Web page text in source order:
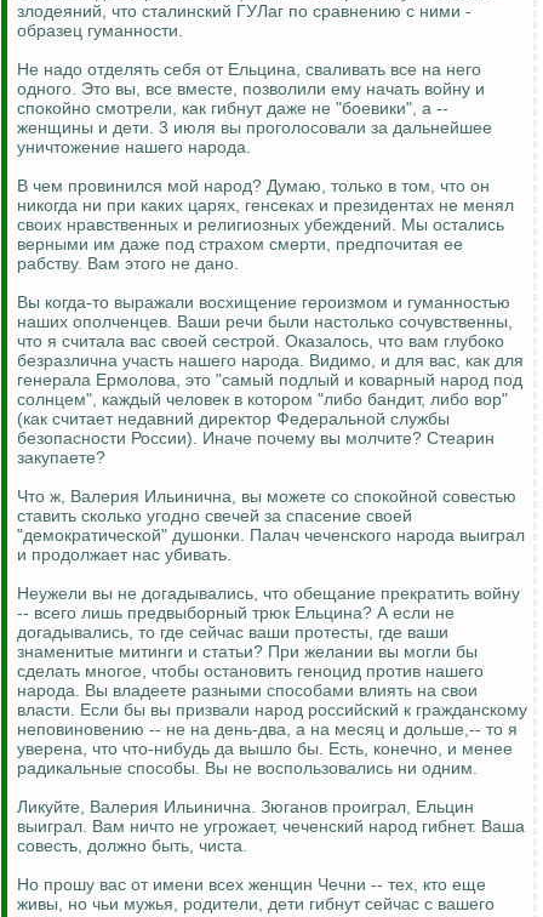
злодеяний, что сталинский ГУЛаг по сравнению с ними -
образец гуманности.
Не надо отделять себя от Ельцина, сваливать все на него
одного. Это вы, все вместе, позволили ему начать войну и
спокойно смотрели, как гибнут даже не "боевики", а --
женщины и дети. 3 июля вы проголосовали за дальнейшее
уничтожение нашего народа.
В чем провинился мой народ? Думаю, только в том, что он
никогда ни при каких царях, генсеках и президентах не менял
своих нравственных и религиозных убеждений. Мы остались
верными им даже под страхом смерти, предпочитая ее
рабству. Вам этого не дано.
Вы когда-то выражали восхищение героизмом и гуманностью
наших ополченцев. Ваши речи были настолько сочувственны,
что я считала вас своей сестрой. Оказалось, что вам глубоко
безразлична участь нашего народа. Видимо, и для вас, как для
генерала Ермолова, это "самый подлый и коварный народ под
солнцем", каждый человек в котором "либо бандит, либо вор"
(как считает недавний директор Федеральной службы
безопасности России). Иначе почему вы молчите? Стеарин
закупаете?
Что ж, Валерия Ильинична, вы можете со спокойной совестью
ставить сколько угодно свечей за спасение своей
"демократической" душонки. Палач чеченского народа выиграл
и продолжает нас убивать.
Неужели вы не догадывались, что обещание прекратить войну
-- всего лишь предвыборный трюк Ельцина? А если не
догадывались, то где сейчас ваши протесты, где ваши
знаменитые митинги и статьи? При желании вы могли бы
сделать многое, чтобы остановить геноцид против нашего
народа. Вы владеете разными способами влиять на свои
власти. Если бы вы призвали народ российский к гражданскому
неповиновению -- не на день-два, а на месяц и дольше,-- то я
уверена, что что-нибудь да вышло бы. Есть, конечно, и менее
радикальные способы. Вы не воспользовались ни одним.
Ликуйте, Валерия Ильинична. Зюганов проиграл, Ельцин
выиграл. Вам ничто не угрожает, чеченский народ гибнет. Ваша
совесть, должно быть, чиста.
Но прошу вас от имени всех женщин Чечни -- тех, кто еще
живы, но чьи мужья, родители, дети гибнут сейчас с вашего